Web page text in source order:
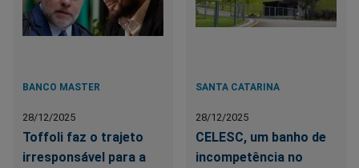
BANCO MASTER
28/12/2025
Toffoli faz o trajeto
irresponsável para a
SANTA CATARINA
28/12/2025
CELESC, um banho de
incompetência no